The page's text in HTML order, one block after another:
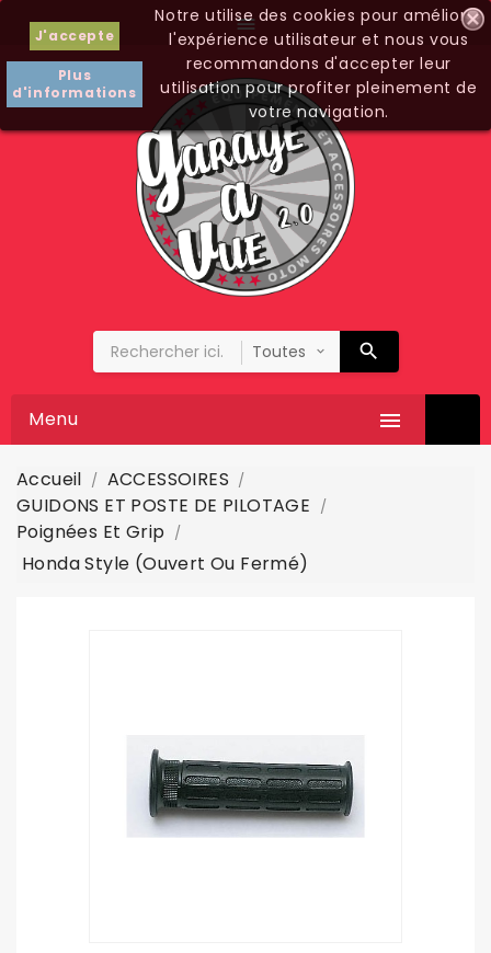

J'accepte
Plus
d'informations
Notre utilise des cookies pour améliorer
l'expérience utilisateur et nous vous
recommandons d'accepter leur
utilisation pour profiter pleinement de
votre navigation.

Menu
Accueil
ACCESSOIRES
GUIDONS ET POSTE DE PILOTAGE
Poignées Et Grip
Honda Style (ouvert Ou Fermé)